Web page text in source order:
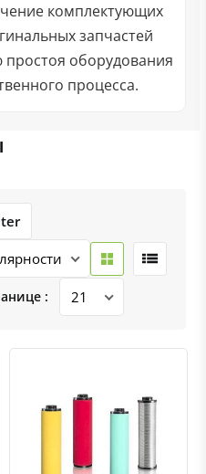
комплектующих
запчастей
оборудования
процесса.
:
Добавить к сравнению
Добавить в избранное